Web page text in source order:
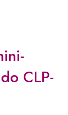
CLP-